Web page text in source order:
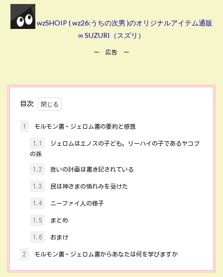
wzSHOIP ( wz26:うちの次男 )のオリジナルアイテム通販
∞ SUZURI（スズリ）
ー 広告 ー
目次
1 モルモン書・ジェロム書の要約と感想
1.1
ジェロムはエノスの子ども。リーハイの子であるヤコブ
の孫
1.2 救いの計画は書き記されている
1.3 民は神さまの憐れみを受けた
1.4 ニーファイ人の様子
1.5 まとめ
1.6 おまけ
2 モルモン書・ジェロム書からあなたは何を学びますか